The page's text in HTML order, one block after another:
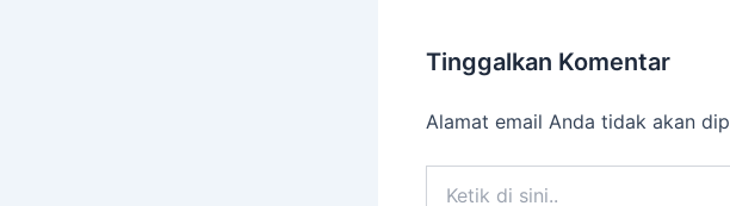
Tinggalkan Komentar
Alamat email Anda tidak akan